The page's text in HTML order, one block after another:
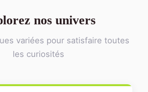
nos univers
variées pour satisfaire toutes
les curiosités